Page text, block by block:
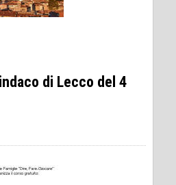
di Lecco del 4